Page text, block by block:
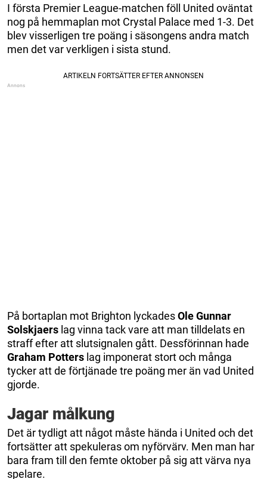
I första Premier League-matchen föll United oväntat
nog på hemmaplan mot Crystal Palace med 1-3. Det
blev visserligen tre poäng i säsongens andra match
men det var verkligen i sista stund.
På bortaplan mot Brighton lyckadesOle Gunnar
Solskjaers lag vinna tack vare att man tilldelats en
straff efter att slutsignalen gått. Dessförinnan hade
Graham Potters lag imponerat stort och många
tycker att de förtjänade tre poäng mer än vad United
gjorde.
Jagar målkung
Det är tydligt att något måste hända i United och det
fortsätter att spekuleras om nyförvärv. Men man har
bara fram till den femte oktober på sig att värva nya
spelare.